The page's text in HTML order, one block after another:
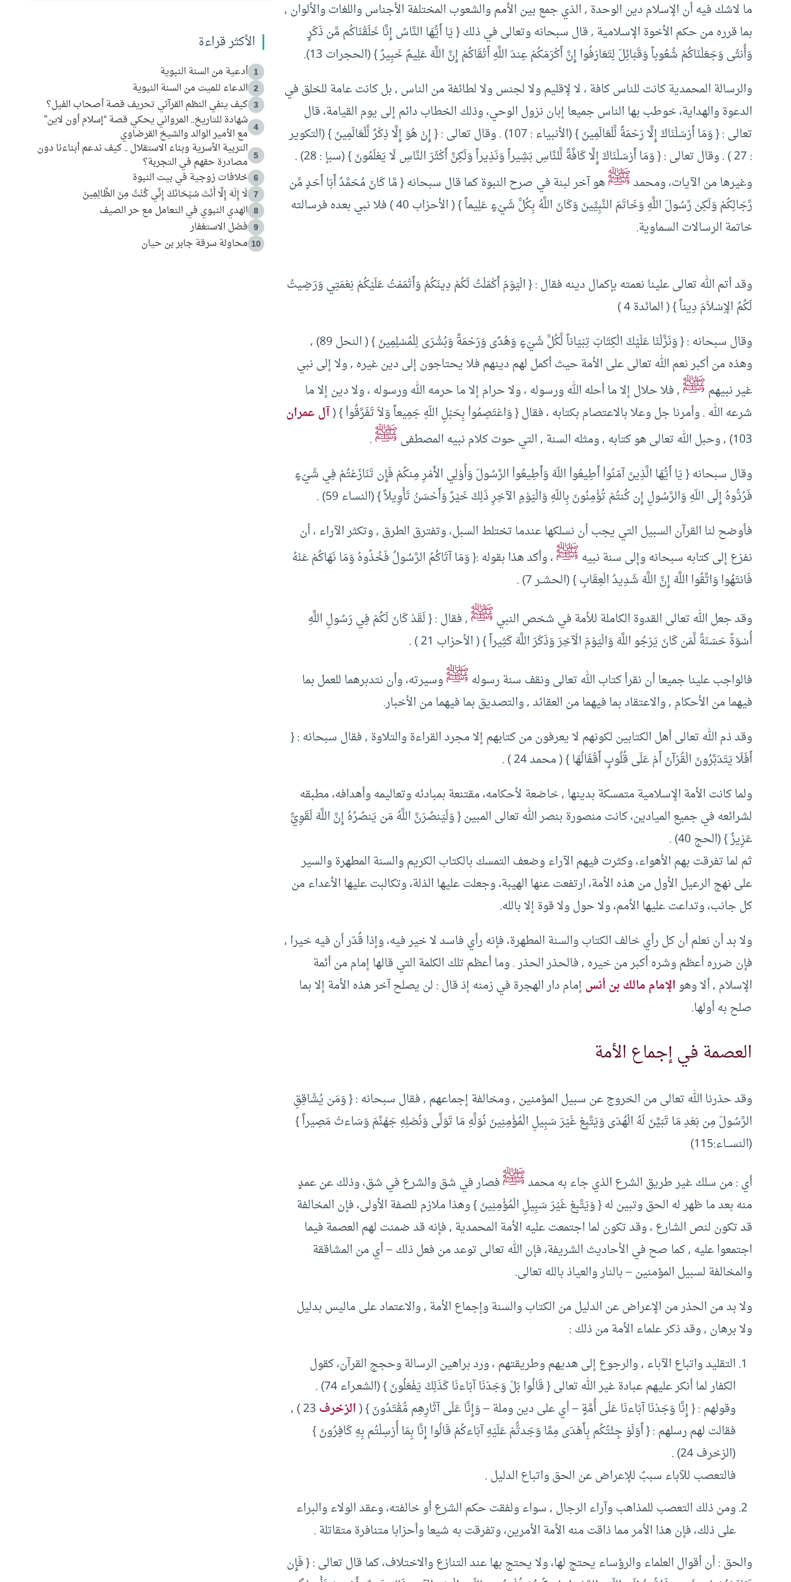
ما لاشك فيه أن الإسلام دين الوحدة , الذي جمع بين الأمم والشعوب المختلفة الأجناس واللغات والألوان ,
بما قرره من حكم الأخوة الإسلامية , قال سبحانه وتعالى في ذلك { يَا أَيُّهَا النَّاسُ إِنَّا خَلَقْنَاكُم مِّن ذَكَرٍ
وَأُنثَى وَجَعَلْنَاكُمْ شُعُوباً وَقَبَائِلَ لِتَعَارَفُوا إِنَّ أَكْرَمَكُمْ عِندَ اللَّهِ أَتْقَاكُمْ إِنَّ اللَّهَ عَلِيمٌ خَبِيرٌ } (الحجرات 13).
والرسالة المحمدية كانت للناس كافة ، لا لإقليم ولا لجنس ولا لطائفة من الناس , بل كانت عامة للخلق في
الدعوة والهداية، خوطب بها الناس جميعا إبان نزول الوحي، وذلك الخطاب دائم إلى يوم القيامة، قال
تعالى : { وَمَا أَرْسَلْنَاكَ إِلَّا رَحْمَةً لِّلْعَالَمِينَ } (الأنبياء : 107) . وقال تعالى : { إِنْ هُوَ إِلَّا ذِكْرٌ لِّلْعَالَمِينَ } (التكوير
: 27 ) . وقال تعالى : { وَمَا أَرْسَلْنَاكَ إِلَّا كَافَّةً لِّلنَّاسِ بَشِيراً وَنَذِيراً وَلَكِنَّ أَكْثَرَ النَّاسِ لَا يَعْلَمُونَ } (سبإ : 28) .
وغيرها من الآيات، ومحمدﷺهو آخر لبنة في صرح النبوة كما قال سبحانه { مَّا كَانَ مُحَمَّدٌ أَبَا أَحَدٍ مِّن
رِّجَالِكُمْ وَلَكِن رَّسُولَ اللَّهِ وَخَاتَمَ النَّبِيِّينَ وَكَانَ اللَّهُ بِكُلِّ شَيْءٍ عَلِيماً } ( الأحزاب 40 ) فلا نبي بعده فرسالته
خاتمة الرسالات السماوية.
وقد أتم الله تعالى علينا نعمته بإكمال دينه فقال : { الْيَوْمَ أَكْمَلْتُ لَكُمْ دِينَكُمْ وَأَتْمَمْتُ عَلَيْكُمْ نِعْمَتِي وَرَضِيتُ
لَكُمُ الإِسْلاَمَ دِيناً } ( المائدة 4 )
وقال سبحانه : { وَنَزَّلْنَا عَلَيْكَ الْكِتَابَ تِبْيَاناً لِّكُلِّ شَيْءٍ وَهُدًى وَرَحْمَةً وَبُشْرَى لِلْمُسْلِمِينَ } ( النحل 89) ,
وهذه من أكبر نعم الله تعالى على الأمة حيث أكمل لهم دينهم فلا يحتاجون إلى دين غيره , ولا إلى نبي
غير نبيهمﷺ, فلا حلال إلا ما أحله الله ورسوله ، ولا حرام إلا ما حرمه الله ورسوله ، ولا دين إلا ما
شرعه الله . وأمرنا جل وعلا بالاعتصام بكتابه ، فقال { وَاعْتَصِمُواْ بِحَبْلِ اللّهِ جَمِيعاً وَلاَ تَفَرَّقُواْ } (آل عمران
103) , وحبل الله تعالى هو كتابه , ومثله السنة , التي حوت كلام نبيه المصطفى
ﷺ.
وقال سبحانه { يَا أَيُّهَا الَّذِينَ آمَنُواْ أَطِيعُواْ اللّهَ وَأَطِيعُواْ الرَّسُولَ وَأُوْلِي الأَمْرِ مِنكُمْ فَإِن تَنَازَعْتُمْ فِي شَيْءٍ
فَرُدُّوهُ إِلَى اللّهِ وَالرَّسُولِ إِن كُنتُمْ تُؤْمِنُونَ بِاللّهِ وَالْيَوْمِ الآخِرِ ذَلِكَ خَيْرٌ وَأَحْسَنُ تَأْوِيلاً } (النساء 59) .
فأوضح لنا القرآن السبيل التي يجب أن نسلكها عندما تختلط السبل، وتفترق الطرق , وتكثر الآراء ، أن
نفزع إلى كتابه سبحانه وإلى سنة نبيهﷺ، وأكد هذا بقوله :{ وَمَا آتَاكُمُ الرَّسُولُ فَخُذُوهُ وَمَا نَهَاكُمْ عَنْهُ
فَانتَهُوا وَاتَّقُوا اللَّهَ إِنَّ اللَّهَ شَدِيدُ الْعِقَابِ } (الحشــر 7) .
وقد جعل الله تعالى القدوة الكاملة للأمة في شخص النبيﷺ, فقال : { لَقَدْ كَانَ لَكُمْ فِي رَسُولِ اللَّهِ
أُسْوَةٌ حَسَنَةٌ لِّمَن كَانَ يَرْجُو اللَّهَ وَالْيَوْمَ الْآخِرَ وَذَكَرَ اللَّهَ كَثِيراً } ( الأحزاب 21 ) .
فالواجب علينا جميعا أن نقرأ كتاب الله تعالى ونقف سنة رسولهﷺوسيرته، وأن نتدبرهما للعمل بما
فيهما من الأحكام , والاعتقاد بما فيهما من العقائد , والتصديق بما فيهما من الأخبار.
وقد ذم الله تعالى أهل الكتابين لكونهم لا يعرفون من كتابهم إلا مجرد القراءة والتلاوة , فقال سبحانه : {
أَفَلَا يَتَدَبَّرُونَ الْقُرْآنَ أَمْ عَلَى قُلُوبٍ أَقْفَالُهَا } ( محمد 24 ) .
ولما كانت الأمة الإسلامية متمسكة بدينها , خاضعة لأحكامه، مقتنعة بمبادئه وتعاليمه وأهدافه، مطبقه
لشرائعه في جميع الميادين، كانت منصورة بنصر الله تعالى المبين { وَلَيَنصُرَنَّ اللَّهُ مَن يَنصُرُهُ إِنَّ اللَّهَ لَقَوِيٌّ
عَزِيزٌ } (الحج 40) .
ثم لما تفرقت بهم الأهواء، وكثرت فيهم الآراء وضعف التمسك بالكتاب الكريم والسنة المطهرة والسير
على نهج الرعيل الأول من هذه الأمة، ارتفعت عنها الهيبة، وجعلت عليها الذلة، وتكالبت عليها الأعداء من
كل جانب، وتداعت عليها الأمم، ولا حول ولا قوة إلا بالله.
ولا بد أن نعلم أن كل رأي خالف الكتاب والسنة المطهرة، فإنه رأي فاسد لا خير فيه، وإذا قُدّر أن فيه خيرا ,
فإن ضرره أعظم وشره أكبر من خيره , فالحذر الحذر . وما أعظم تلك الكلمة التي قالها إمام من أئمة
الإسلام , ألا وهوالإمام مالك بن أنسإمام دار الهجرة في زمنه إذ قال : لن يصلح آخر هذه الأمة إلا بما
صلح به أولها.
العصمة في إجماع الأمة
وقد حذرنا الله تعالى من الخروج عن سبيل المؤمنين , ومخالفة إجماعهم , فقال سبحانه : { وَمَن يُشَاقِقِ
الرَّسُولَ مِن بَعْدِ مَا تَبَيَّنَ لَهُ الْهُدَى وَيَتَّبِعْ غَيْرَ سَبِيلِ الْمُؤْمِنِينَ نُوَلِّهِ مَا تَوَلَّى وَنُصْلِهِ جَهَنَّمَ وَسَاءتْ مَصِيراً }
(النســـاء:115)
أي : من سلك غير طريق الشرع الذي جاء به محمدﷺفصار في شق والشرع في شق، وذلك عن عمدٍ
منه بعد ما ظهر له الحق وتبين له { وَيَتَّبِعْ غَيْرَ سَبِيلِ الْمُؤْمِنِينَ } وهذا ملازم للصفة الأولى، فإن المخالفة
قد تكون لنص الشارع ، وقد تكون لما اجتمعت عليه الأمة المحمدية , فإنه قد ضمنت لهم العصمة فيما
اجتمعوا عليه , كما صح في الأحاديث الشريفة، فإن الله تعالى توعد من فعل ذلك – أي من المشاققة
والمخالفة لسبيل المؤمنين – بالنار والعياذ بالله تعالى.
ولا بد من الحذر من الإعراض عن الدليل من الكتاب والسنة وإجماع الأمة , والاعتماد على ماليس بدليل
ولا برهان , وقد ذكر علماء الأمة من ذلك :
التقليد واتباع الآباء , والرجوع إلى هديهم وطريقتهم ، ورد براهين الرسالة وحجج القرآن، كقول
الكفار لما أنكر عليهم عبادة غير الله تعالى { قَالُوا بَلْ وَجَدْنَا آبَاءنَا كَذَلِكَ يَفْعَلُونَ } (الشعـراء 74) .
وقولهم : { إِنَّا وَجَدْنَا آبَاءنَا عَلَى أُمَّةٍ – أي على دين وملة – وَإِنَّا عَلَى آثَارِهِم مُّقْتَدُونَ } (الزخرف
23 ) ,
فقالت لهم رسلهم : { أَوَلَوْ جِئْتُكُم بِأَهْدَى مِمَّا وَجَدتُّمْ عَلَيْهِ آبَاءكُمْ قَالُوا إِنَّا بِمَا أُرْسِلْتُم بِهِ كَافِرُونَ }
(الزخرف 24) .
فالتعصب للآباء سببٌ للإعراض عن الحق واتباع الدليل .
ومن ذلك التعصب للمذاهب وآراء الرجال , سواء ولفقت حكم الشرع أو خالفته، وعقد الولاء والبراء
على ذلك، فإن هذا الأمر مما ذاقت منه الأمة الأمرين، وتفرقت به شيعا وأحزابا متنافرة متقاتلة .
والحق : أن أقوال العلماء والرؤساء يحتج لها، ولا يحتج بها عند التنازع والاختلاف، كما قال تعالى : { فَإِن
الأكثر قراءة
1 أدعية من السنة النبوية
2 الدعاء للميت من السنة النبوية
3 كيف ينفي النظم القرآني تحريف قصة أصحاب الفيل؟
4
شهادة للتاريخ.. المرواني يحكي قصة “إسلام أون لاين”
مع الأمير الوالد والشيخ القرضاوي
5
التربية الأسرية وبناء الاستقلال .. كيف ندعم أبناءنا دون
مصادرة حقهم في التجربة؟
6 خلافات زوجية في بيت النبوة
7 لَا إِلَهَ إِلَّا أَنْتَ سُبْحَانَكَ إِنِّي كُنْتُ مِنَ الظَّالِمِينَ
8 الهدي النبوي في التعامل مع حر الصيف
9 فضل الاستغفار
10 محاولة سرقة جابر بن حيان